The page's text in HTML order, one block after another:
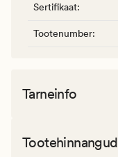
Sertifikaat:
Tootenumber:
Tarneinfo
Tootehinnangud